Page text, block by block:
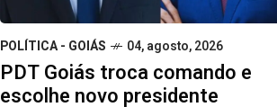
POLÍTICA - GOIÁS 04, agosto, 2026
PDT Goiás troca comando e
escolhe novo presidente